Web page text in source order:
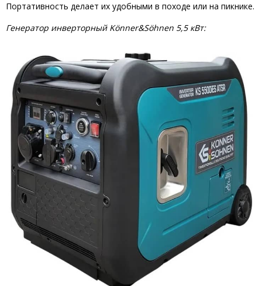
Портативность делает их удобными в походе или на пикнике.
Генератор инверторный Könner&Söhnen 5,5 кВт: